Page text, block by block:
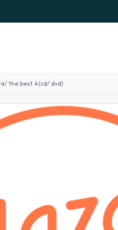
the best 4(cd/ dvd)